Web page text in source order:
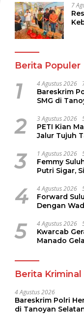
7
Berita Populer
1 4 Agustus 2026
Bareskrim
SMG di
2 3 Agustus 2026
PETI Kian
Jalur Tujuh
3 1 Agustus 2026
Femmy
Putri Sigar,
Dikmen
4 4 Agustus 2026
Forward
Dengan
5 4 Agustus 2026
Kwarcab
Manado
Pramuka
Berita Kriminal
4 Agustus 2026
Bareskrim Polri
di Tanoyan